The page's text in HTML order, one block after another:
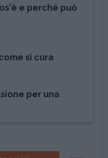
e perché può
si cura
per una